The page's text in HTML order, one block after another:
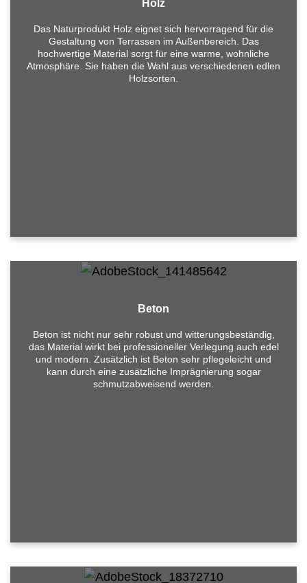
Holz
Das Naturprodukt Holz eignet sich hervorragend für die
Gestaltung von Terrassen im Außenbereich. Das
hochwertige Material sorgt für eine warme, wohnliche
Atmosphäre. Sie haben die Wahl aus verschiedenen edlen
Holzsorten.
Sie suchen nach einem Bodenleger Berlin?
Beton
Beton ist nicht nur sehr robust und witterungsbeständig,
das Material wirkt bei professioneller Verlegung auch edel
und modern. Zusätzlich ist Beton sehr pflegeleicht und
kann durch eine zusätzliche Imprägnierung sogar
schmutzabweisend werden.
Sie suchen nach einem Bodenleger Berlin?